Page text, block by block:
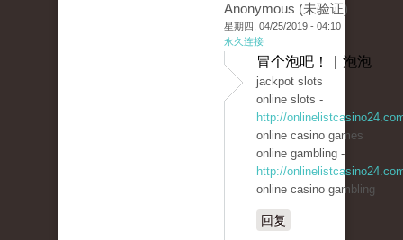
Anonymous (未验证)
星期四, 04/25/2019 - 04:10
永久连接
冒个泡吧！ | 泡泡
jackpot slots
online slots -
http://
online casino games
online gambling -
http://
online casino gambling
回复